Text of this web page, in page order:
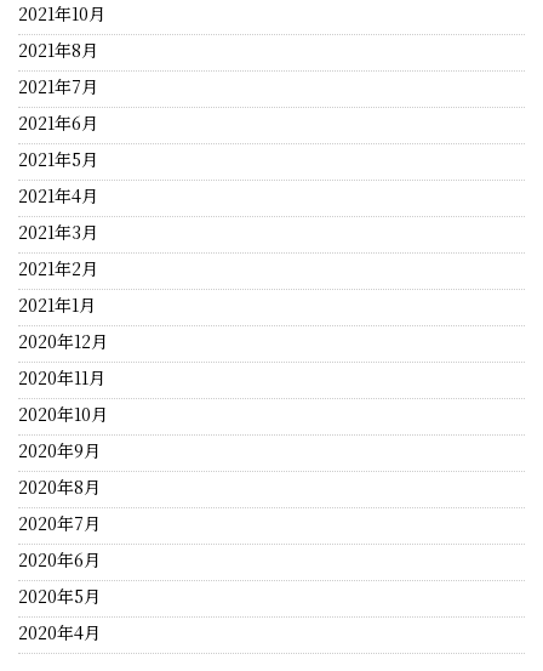
2021年10月
2021年8月
2021年7月
2021年6月
2021年5月
2021年4月
2021年3月
2021年2月
2021年1月
2020年12月
2020年11月
2020年10月
2020年9月
2020年8月
2020年7月
2020年6月
2020年5月
2020年4月